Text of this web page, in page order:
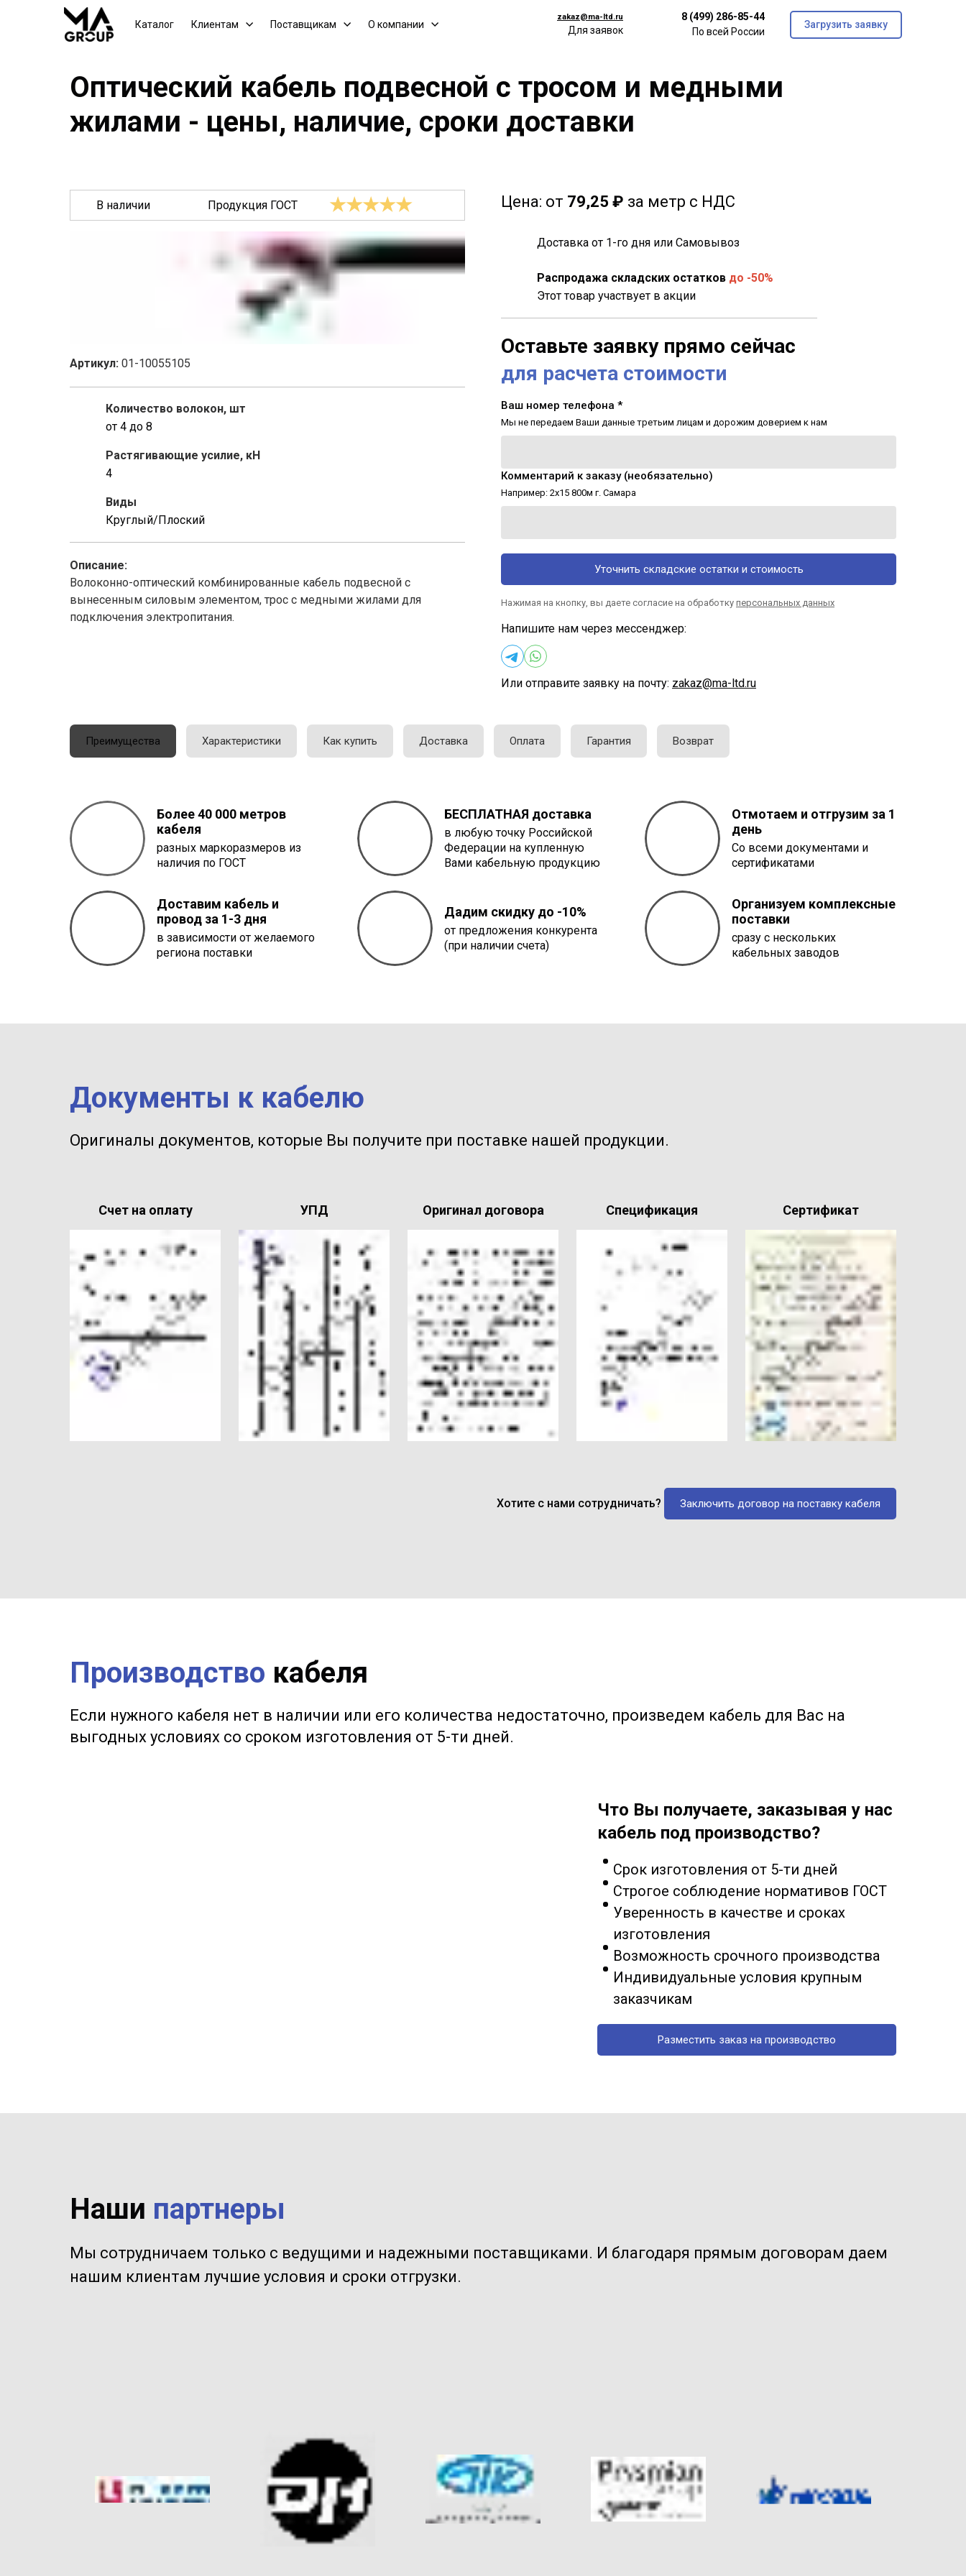
Каталог Клиентам Поставщикам О компании
zakaz@ma-ltd.ru
Для заявок
8 (499) 286-85-44
По всей России
Загрузить заявку
Оптический кабель подвесной с тросом и медными
жилами - цены, наличие, сроки доставки
В наличии Продукция ГОСТ ★★★★★
Артикул: 01-10055105
Количество волокон, шт
от 4 до 8
Растягивающие усилие, кН
4
Виды
Круглый/Плоский
Описание:
Волоконно-оптический комбинированные кабель подвесной с
вынесенным силовым элементом, трос с медными жилами для
подключения электропитания.
Цена: от 79,25 ₽ за метр с НДС
Доставка от 1-го дня или Самовывоз
Распродажа складских остатков до -50%
Этот товар участвует в акции
Оставьте заявку прямо сейчас
для расчета стоимости
Ваш номер телефона *
Мы не передаем Ваши данные третьим лицам и дорожим доверием к нам
Комментарий к заказу (необязательно)
Например: 2х15 800м г. Самара
Уточнить складские остатки и стоимость
Нажимая на кнопку, вы даете согласие на обработку персональных данных
Напишите нам через мессенджер:
Или отправите заявку на почту: zakaz@ma-ltd.ru
Преимущества Характеристики Как купить Доставка Оплата Гарантия Возврат
Более 40 000 метров
кабеля
разных маркоразмеров из
наличия по ГОСТ
Доставим кабель и
провод за 1-3 дня
в зависимости от желаемого
региона поставки
БЕСПЛАТНАЯ доставка
в любую точку Российской
Федерации на купленную
Вами кабельную продукцию
Дадим скидку до -10%
от предложения конкурента
(при наличии счета)
Отмотаем и отгрузим за 1
день
Со всеми документами и
сертификатами
Организуем комплексные
поставки
сразу с нескольких
кабельных заводов
Документы к кабелю
Оригиналы документов, которые Вы получите при поставке нашей продукции.
Счет на оплату УПД Оригинал договора Спецификация Сертификат
Заключить договор на поставку кабеля
Хотите с нами сотрудничать?
Производство кабеля
Если нужного кабеля нет в наличии или его количества недостаточно, произведем кабель для Вас на
выгодных условиях со сроком изготовления от 5-ти дней.
Что Вы получаете, заказывая у нас
кабель под производство?
Срок изготовления от 5-ти дней
Строгое соблюдение нормативов ГОСТ
Уверенность в качестве и сроках
изготовления
Возможность срочного производства
Индивидуальные условия крупным
заказчикам
Разместить заказ на производство
Наши партнеры
Мы сотрудничаем только с ведущими и надежными поставщиками. И благодаря прямым договорам даем
нашим клиентам лучшие условия и сроки отгрузки.